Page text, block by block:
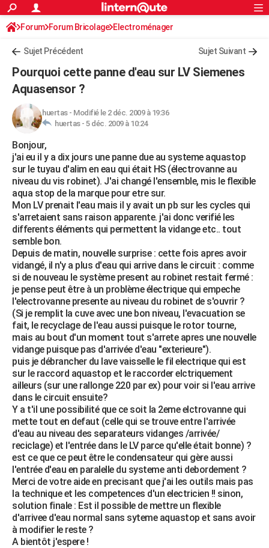
ACTUALITÉS
Politique
Société
Faits Divers
Education
Monde
Villes
+
Programme TV
TNTStreaming
Cinéma
Sorties cinéma
Musique
FINANCE
Retraite
Impôts
Epargne
Immobilier
Risques naturels par ville
Banque
Assurance
Crédit
AUTO
Réserver un essai
Citadines
Berlines
Forum auto
Mobiles
Meilleur smartphone
Internet
Ordinateurs
Jeux vidéo
Guide high-tech
+
BRICOLAGE
Forum
Aménagement intérieur
Extérieur
Cuisine
Salle de bains
Jardinage
Rangement
WEEK-END
Guides de France
Escapades
Patrimoine
Expositions
Musées
Week-end nature
+LIFESTYLE
Art de vivre
Bien-être
Loisirs
Mode
Modes de vie
SANTE
Alimentation
Guide de la santé
Maladies
Médicaments
Sommeil
VOYAGE
Destinations
City break
Voyage nature
Voyage de noces
Forum
Climat
+PHOTO
GUIDES D'ACHAT
BONS PLANS
CARTE DE VOEUX
Carte de Noël
Carte Bonne année
Carte Saint-Valentin
Carte Pâques
Carte d'anniversaire
DICTIONNAIRE
Dictionnaire
Biographies
Citations
Expressions
Proverbes
PROGRAMME TV
COPAINS D'AVANT
S'inscrire
Se connecter
Lycées
Collèges
Primaires
Universités
Entreprises
Service militaire
Avis de recherche
AVIS DE DÉCÈS
FORUM
Bricolage
Lifestyle
Culture
Sport
Auto
Television
Voyage
Cinema
S'inscrire
Connexion
Forum Forum Bricolage Electroménager
Sujet Précédent Sujet Suivant
Pourquoi cette panne d'eau sur LV Siemenes
Aquasensor ?
huertas- Modifié le 2 déc. 2009 à 19:36
huertas - 5 déc. 2009 à 10:24
Bonjour,
j'ai eu il y a dix jours une panne due au systeme aquastop
sur le tuyau d'alim en eau qui était HS (électrovanne au
niveau du vis robinet). J'ai changé l'ensemble, mis le flexible
aqua stop de la marque pour etre sur.
Mon LV prenait l'eau mais il y avait un pb sur les cycles qui
s'arretaient sans raison apparente. j'ai donc verifié les
differents éléments qui permettent la vidange etc.. tout
semble bon.
Depuis de matin, nouvelle surprise : cette fois apres avoir
vidangé, il n'y a plus d'eau qui arrive dans le circuit : comme
si de nouveau le système present au robinet restait fermé :
je pense peut être à un problème électrique qui empeche
l'electrovanne presente au niveau du robinet de s'ouvrir ?
(Si je remplit la cuve avec une bon niveau, l'evacuation se
fait, le recyclage de l'eau aussi puisque le rotor tourne,
mais au bout d'un moment tout s'arrete apres une nouvelle
vidange puisque pas d'arrivée d'eau "exterieure").
puis je débrancher du lave vaisselle le fil electrique qui est
sur le raccord aquastop et le raccorder elctriquement
ailleurs (sur une rallonge 220 par ex) pour voir si l'eau arrive
dans le circuit ensuite?
Y a t'il une possibilité que ce soit la 2eme elctrovanne qui
mette tout en defaut (celle qui se trouve entre l'arrivée
d'eau au niveau des separateurs vidanges /arrivée/
reciclage) et l'entrée dans le LV parce qu'elle était bonne) ?
est ce que ce peut être le condensateur qui gère aussi
l'entrée d'eau en paralelle du systeme anti debordement ?
Merci de votre aide en precisant que j'ai les outils mais pas
la technique et les competences d'un electricien !! sinon,
solution finale : Est il possible de mettre un flexible
d'arrivee d'eau normal sans syteme aquastop et sans avoir
à modifier le reste ?
A bientôt j'espere !